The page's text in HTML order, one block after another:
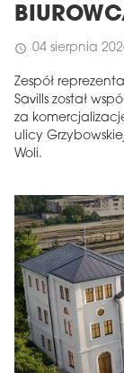
schedule 04 sierpnia
Zespół
Savills został
za
ulicy
Woli.